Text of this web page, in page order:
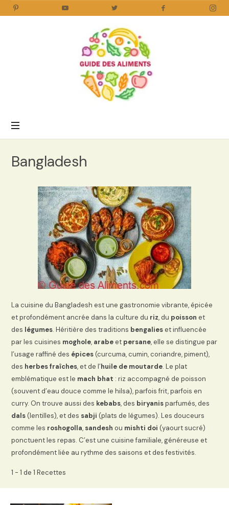
Aliments
www.guidedesaliments.com
Bangladesh
La cuisine du Bangladesh est une gastronomie vibrante, épicée
et profondément ancrée dans la culture du riz, du poisson et
des légumes. Héritière des traditions bengalieset influencée
par les cuisines moghole, arabeet persane, elle se distingue par
l’usage raffiné des épices(curcuma, cumin, coriandre, piment),
des herbes fraîches, et de l’huile de moutarde. Le plat
emblématique est le mach bhat : riz accompagné de poisson
(souvent d’eau douce comme le hilsa), parfois frit, parfois en
curry. On trouve aussi des kebabs, des biryanisparfumés, des
dals(lentilles), et des sabji (plats de légumes). Les douceurs
comme les roshogolla, sandesh ou mishti doi (yaourt sucré)
ponctuent les repas. C’est une cuisine familiale, généreuse et
profondément liée au rythme des saisons et des festivités.
1 - 1 de 1 Recettes